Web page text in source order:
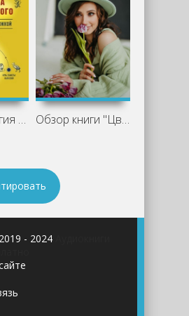
Палеонтология антрополога: три эры под Обзор книги "Цветочное недоразумение" -
- 2024